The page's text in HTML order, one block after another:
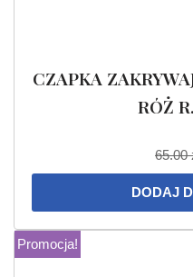
CZAPKA
RÓŻ
65.00
DODAJ
Promocja!